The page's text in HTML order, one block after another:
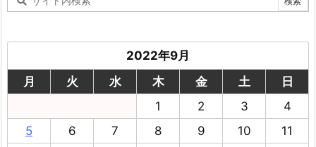
2022年9月
月
火 水 木 金 土
日
1
2 3
4
5
6 7 8 9 10
11